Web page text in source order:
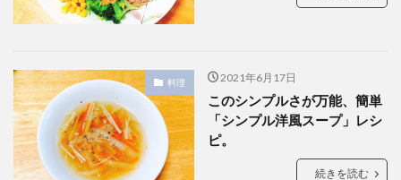
料理 2021年6月17日
このシンプルさが万能、簡単
「シンプル洋風スープ」レシ
ピ。
続きを読む